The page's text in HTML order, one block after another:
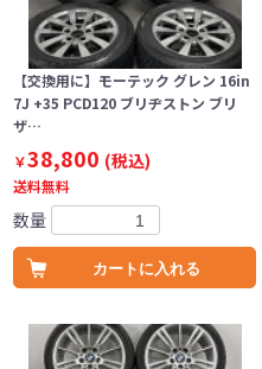
【交換用に】モーテック グレン 16in
7J +35 PCD120 ブリヂストン ブリ
ザ…
￥38,800 (税込)
送料無料
数量
カートに入れる